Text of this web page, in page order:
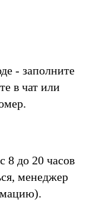
- заполните
в чат или
8 до 20 часов
менеджер